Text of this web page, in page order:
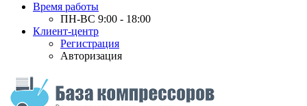
Время работы
ПН-ВС 9:00 - 18:00
Клиент-центр
Регистрация
Авторизация